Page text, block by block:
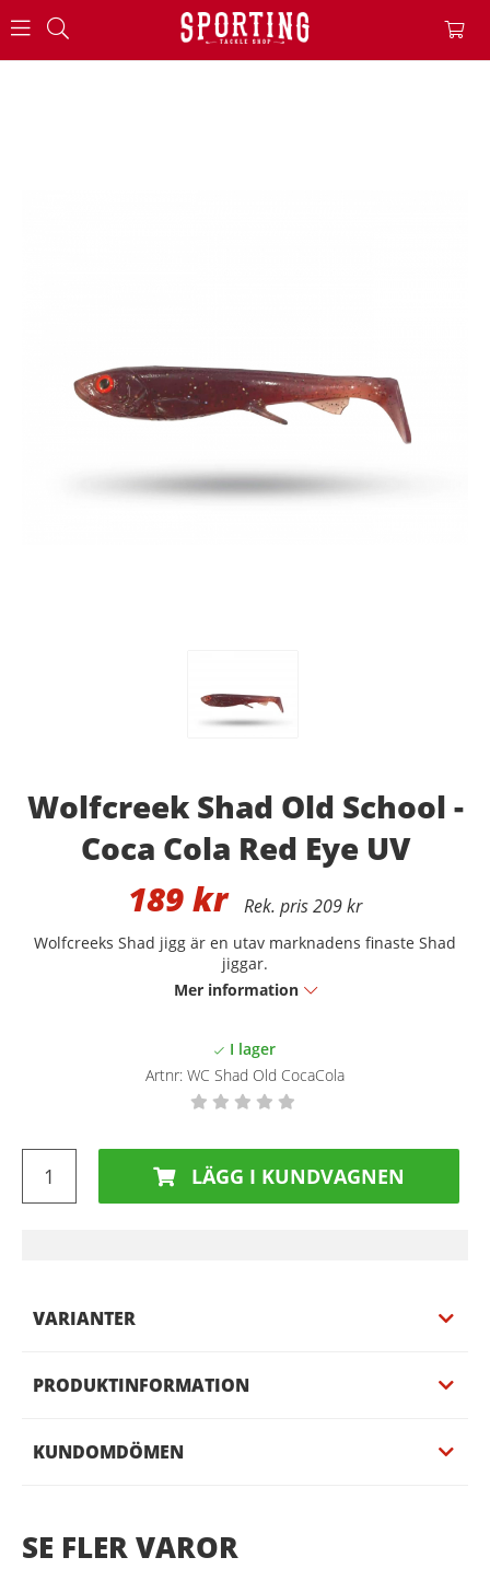
Wolfcreek Shad Old School -
Coca Cola Red Eye UV
189kr 209 kr
Wolfcreeks Shad jigg är en utav marknadens finaste Shad
jiggar.
Mer information
Artnr: WC Shad Old CocaCola
LÄGG I KUNDVAGNEN
VARIANTER
PRODUKTINFORMATION
KUNDOMDÖMEN
SE FLER VAROR